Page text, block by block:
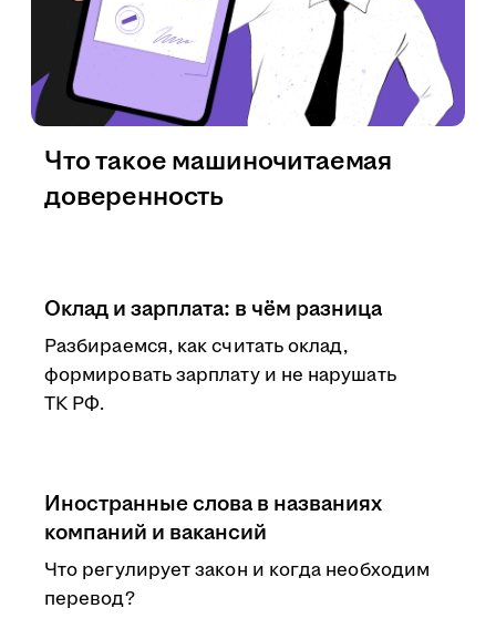
Оклад и зарплата: в чём разница
Разбираемся, как считать оклад,
формировать зарплату и не нарушать
ТК РФ.
Иностранные слова в названиях
компаний и вакансий
Что регулирует закон и когда необходим
перевод?
Что такое машиночитаемая
доверенность